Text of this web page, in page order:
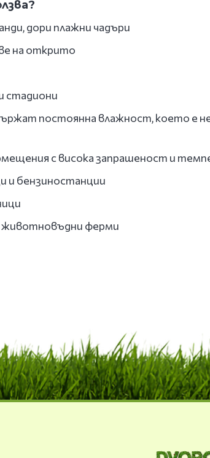
дори плажни чадъри
на открито
стадиони
постоянна влажност, което е
с висока запрашеност и
и бензиностанции
животновъдни ферми